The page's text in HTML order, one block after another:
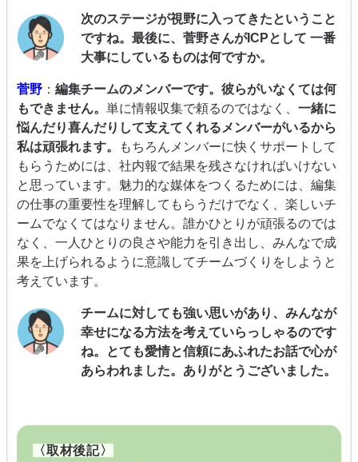
次のステージが視野に入ってきたということ
ですね。最後に、菅野さんがICPとして 一番
大事にしているものは何ですか。
菅野 ： 編集チームのメンバーです。彼らがいなくては何
もできません。 単に情報収集で頼るのではなく、 一緒に
悩んだり喜んだりして支えてくれるメンバーがいるから
私は頑張れます。
もちろんメンバーに快くサポートして
もらうためには、社内報で結果を残さなければいけない
と思っています。魅力的な媒体をつくるためには、編集
の仕事の重要性を理解してもらうだけでなく、楽しいチ
ームでなくてはなりません。誰かひとりが頑張るのでは
なく、一人ひとりの良さや能力を引き出し、みんなで成
果を上げられるように意識してチームづくりをしようと
考えています。
チームに対しても強い思いがあり、みんなが
幸せになる方法を考えていらっしゃるのです
ね。とても愛情と信頼にあふれたお話で心が
あらわれました。ありがとうございました。
〈取材後記〉